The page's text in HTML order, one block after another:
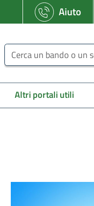
Aiuto
Cerca un bando o un servizio
Altri portali utili